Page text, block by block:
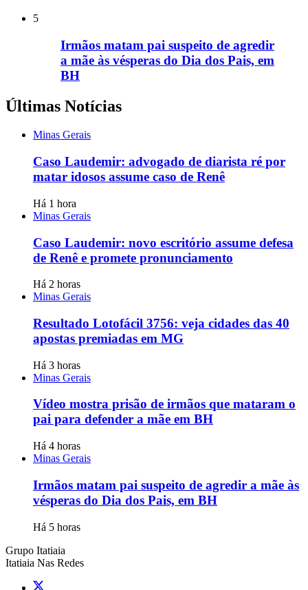
5
Irmãos matam pai suspeito de agredir
a mãe às vésperas do Dia dos Pais, em
BH
Últimas Notícias
Minas Gerais
Caso Laudemir: advogado de diarista ré por
matar idosos assume caso de Renê
Há 1 hora
Minas Gerais
Caso Laudemir: novo escritório assume defesa
de Renê e promete pronunciamento
Há 2 horas
Minas Gerais
Resultado Lotofácil 3756: veja cidades das 40
apostas premiadas em MG
Há 3 horas
Minas Gerais
Vídeo mostra prisão de irmãos que mataram o
pai para defender a mãe em BH
Há 4 horas
Minas Gerais
Irmãos matam pai suspeito de agredir a mãe às
vésperas do Dia dos Pais, em BH
Há 5 horas
Grupo Itatiaia
Itatiaia Nas Redes